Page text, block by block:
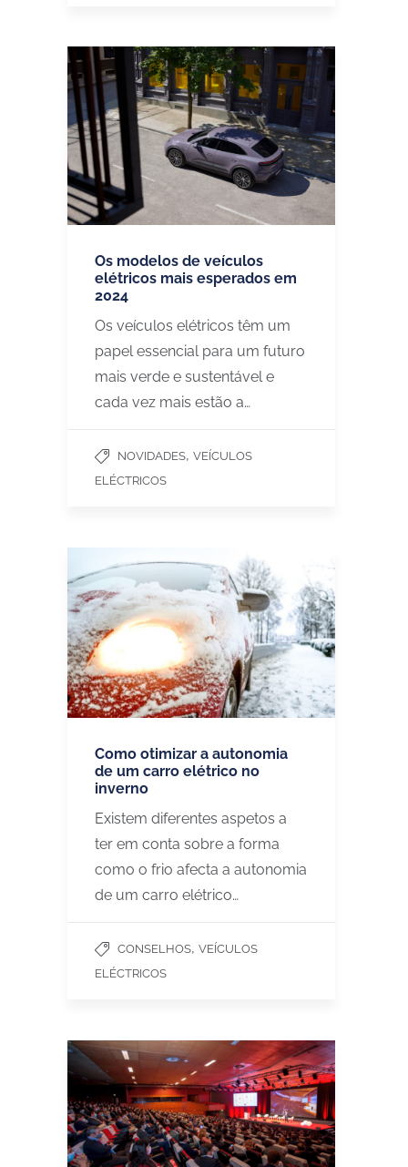
Os modelos de veículos
elétricos mais esperados em
2024
Os veículos elétricos têm um
papel essencial para um futuro
mais verde e sustentável e
cada vez mais estão a…
NOVIDADES, VEÍCULOS
ELÉCTRICOS
Como otimizar a autonomia
de um carro elétrico no
inverno
Existem diferentes aspetos a
ter em conta sobre a forma
como o frio afecta a autonomia
de um carro elétrico…
CONSELHOS, VEÍCULOS
ELÉCTRICOS